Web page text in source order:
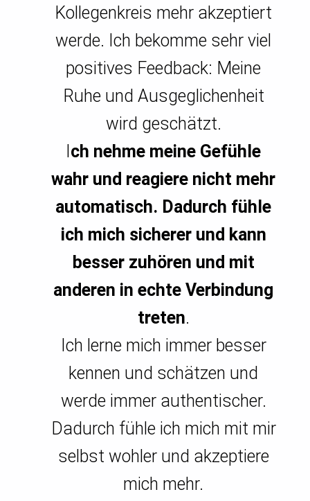
Kollegenkreis mehr akzeptiert
werde. Ich bekomme sehr viel
positives Feedback: Meine
Ruhe und Ausgeglichenheit
wird geschätzt.
ch nehme meine Gefühle
wahr und reagiere nicht mehr
automatisch. Dadurch fühle
ich mich sicherer und kann
besser zuhören und mit
anderen in echte Verbindung
treten.
Ich lerne mich immer besser
kennen und schätzen und
werde immer authentischer.
Dadurch fühle ich mich mit mir
selbst wohler und akzeptiere
mich mehr.